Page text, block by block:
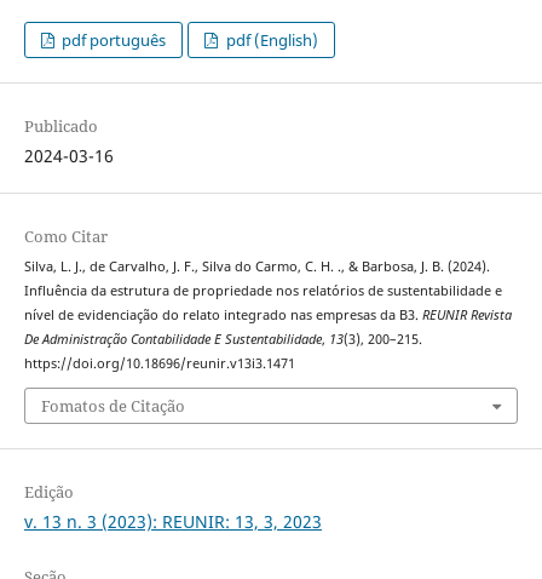
pdf português pdf (English)
Publicado
2024-03-16
Como Citar
Silva, L. J., de Carvalho, J. F., Silva do Carmo, C. H. ., & Barbosa, J. B. (2024).
Influência da estrutura de propriedade nos relatórios de sustentabilidade e
nível de evidenciação do relato integrado nas empresas da B3. REUNIR Revista
De Administração Contabilidade E Sustentabilidade, 13(3), 200–215.
https://doi.org/10.18696/reunir.v13i3.1471
Fomatos de Citação
Edição
v. 13 n. 3 (2023): REUNIR: 13, 3, 2023